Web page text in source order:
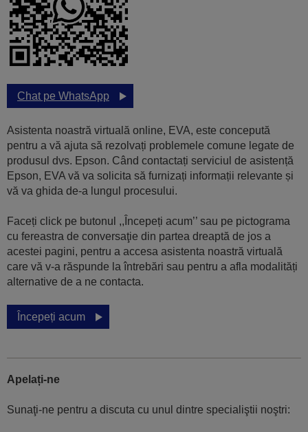
Chat pe WhatsApp
Asistenta noastră virtuală online, EVA, este concepută
pentru a vă ajuta să rezolvați problemele comune legate de
produsul dvs. Epson. Când contactați serviciul de asistență
Epson, EVA vă va solicita să furnizați informații relevante și
vă va ghida de-a lungul procesului.
Faceți click pe butonul ,,Începeți acum’’ sau pe pictograma
cu fereastra de conversaţie din partea dreaptă de jos a
acestei pagini, pentru a accesa asistenta noastră virtuală
care vă v-a răspunde la întrebări sau pentru a afla modalități
alternative de a ne contacta.
Începeți acum
Apelați-ne
Sunaţi-ne pentru a discuta cu unul dintre specialiştii noştri: